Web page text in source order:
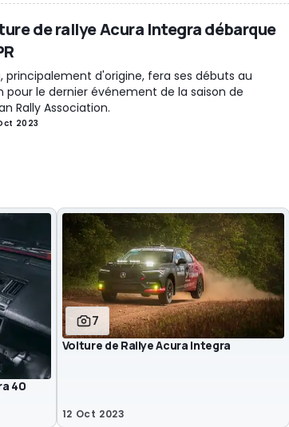
de rallye Acura Integra débarque
principalement d'origine, fera ses débuts au
pour le dernier événement de la saison de
Rally Association.
2023
40
7
Voiture de Rallye Acura Integra
12 Oct 2023